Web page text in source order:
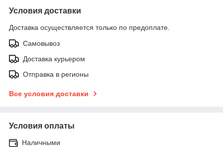
Условия доставки
Доставка осуществляется только по предоплате.
Самовывоз
Доставка курьером
Отправка в регионы
Все условия доставки
Условия оплаты
Наличными